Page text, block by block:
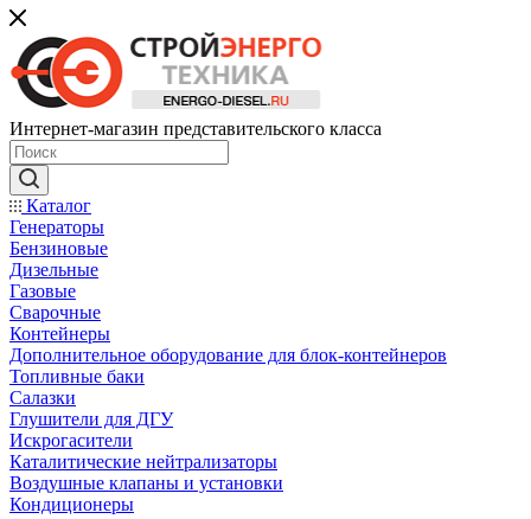
Интернет-магазин представительского класса
Каталог
Генераторы
Бензиновые
Дизельные
Газовые
Сварочные
Контейнеры
Дополнительное оборудование для блок-контейнеров
Топливные баки
Салазки
Глушители для ДГУ
Искрогасители
Каталитические нейтрализаторы
Воздушные клапаны и установки
Кондиционеры